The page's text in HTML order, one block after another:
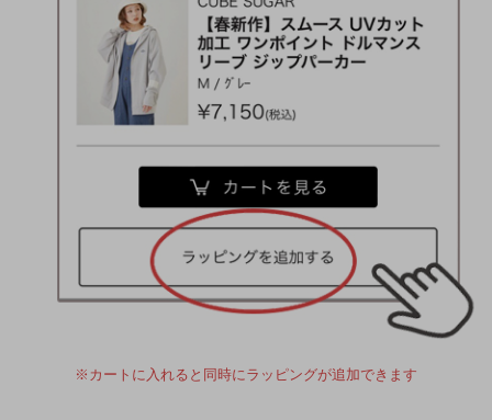
※カートに入れると同時にラッピングが追加できます